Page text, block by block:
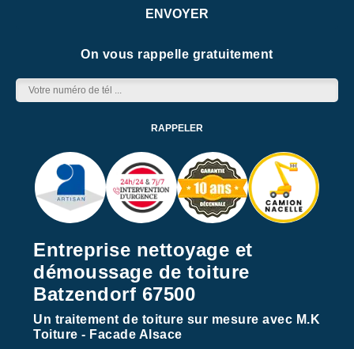
On vous rappelle gratuitement
Entreprise nettoyage et
démoussage de toiture
Batzendorf 67500
Un traitement de toiture sur mesure avec M.K
Toiture - Facade Alsace